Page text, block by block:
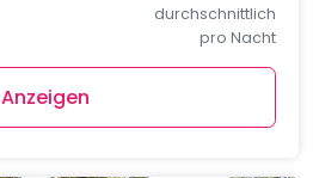
durchschnittlich
pro Nacht
Anzeigen